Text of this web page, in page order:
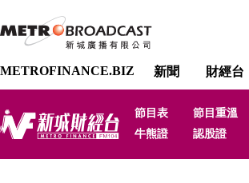
METROFINANCE.BIZ 新聞 財經台
節目表 節目重溫
牛熊證
認股證